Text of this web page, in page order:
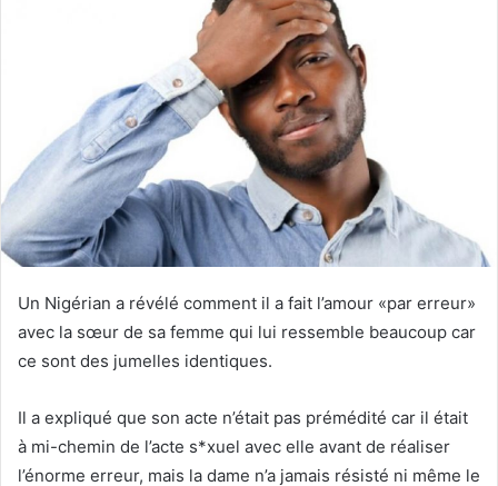
Un Nigérian a révélé comment il a fait l’amour «par erreur»
avec la sœur de sa femme qui lui ressemble beaucoup car
ce sont des jumelles identiques.
Il a expliqué que son acte n’était pas prémédité car il était
à mi-chemin de l’acte s*xuel avec elle avant de réaliser
l’énorme erreur, mais la dame n’a jamais résisté ni même le